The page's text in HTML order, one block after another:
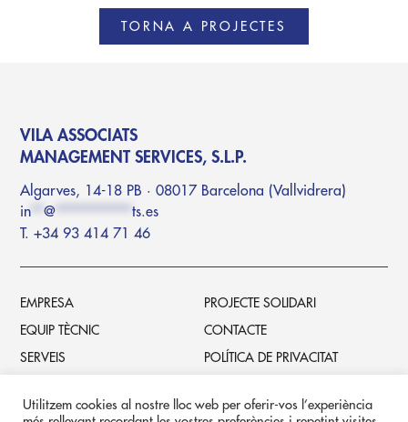
TORNA A PROJECTES
VILA ASSOCIATS
MANAGEMENT SERVICES, S.L.P.
Algarves, 14-18 PB · 08017 Barcelona (Vallvidrera)
in **@ ************ts.es
T. +34 93 414 71 46
EMPRESA
EQUIP TÈCNIC
SERVEIS
PROJECTE SOLIDARI
CONTACTE
POLÍTICA DE PRIVACITAT
Utilitzem cookies al nostre lloc web per oferir-vos l’experiència